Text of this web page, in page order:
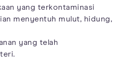
yang terkontaminasi
menyentuh mulut, hidung,
yang telah